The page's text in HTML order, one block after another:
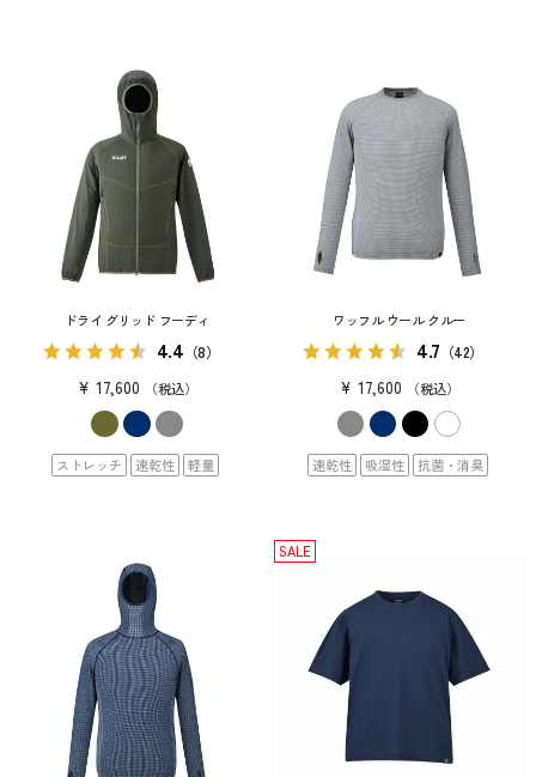
ドライ グリッド フーディ
4.4 （8）
¥ 17,600 税込
ストレッチ 速乾性 軽量
ワッフル ウール クルー
4.7 （42）
¥ 17,600 税込
速乾性 吸湿性 抗菌・消臭
SALE